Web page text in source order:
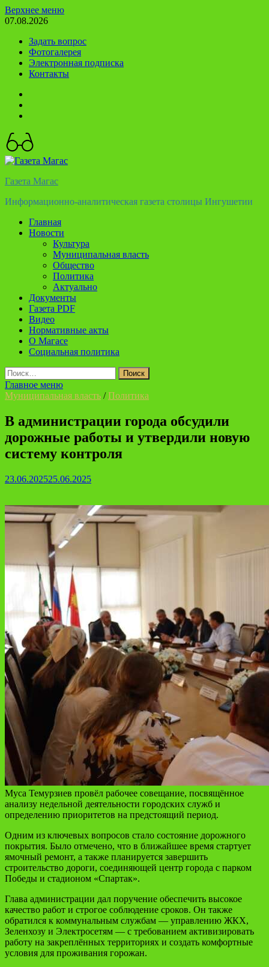
Перейти
к
Верхнее меню
07.08.2026
Задать вопрос
Фотогалерея
Электронная подписка
Контакты
Газета Магас
Информационно-аналитическая газета столицы Ингушетии
Главная
Новости
Культура
Муниципальная власть
Общество
Политика
Актуально
Документы
Газета PDF
Видео
Нормативные акты
О Магасе
Социальная политика
Найти:
Главное меню
Муниципальная власть /Политика
В администрации города обсудили
дорожные работы и утвердили новую
систему контроля
23.06.202525.06.2025
Муса Темурзиев провёл рабочее совещание, посвящённое
анализу недельной деятельности городских служб и
определению приоритетов на предстоящий период.
Одним из ключевых вопросов стало состояние дорожного
покрытия. Было отмечено, что в ближайшее время стартует
ямочный ремонт, а также планируется завершить
строительство дороги, соединяющей центр города с парком
Победы и стадионом «Спартак».
Глава администрации дал поручение обеспечить высокое
качество работ и строгое соблюдение сроков. Он также
обратился к коммунальным службам — управлению ЖКХ,
Зеленхозу и Электросетям — с требованием активизировать
работу на закреплённых территориях и создать комфортные
условия для проживания горожан.